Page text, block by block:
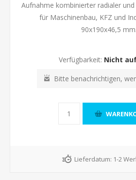
Aufnahme kombinierter radialer
für Maschinenbau, KFZ und
90x190x46,5 mm.
Verfügbarkeit: Nicht
Lieferdatum: 1-2